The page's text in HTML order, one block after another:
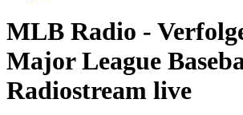
MLB Radio -
Major League
Radiostream live